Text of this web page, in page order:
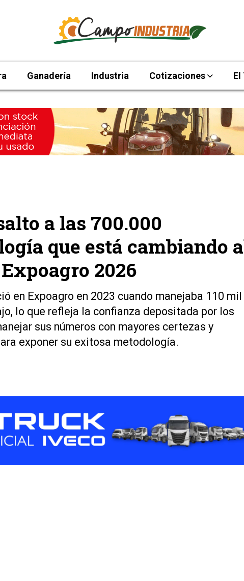
Ganadería Industria Cotizaciones El
a las 700.000
que está cambiando
2026
en Expoagro en 2023 cuando manejaba 110 mil
lo que refleja la confianza depositada por los
sus números con mayores certezas y
exponer su exitosa metodología.